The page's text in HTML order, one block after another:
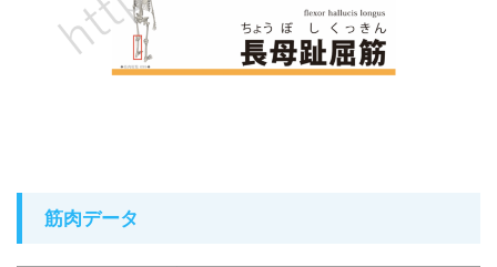
筋肉データ